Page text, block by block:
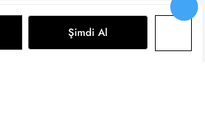
Şimdi Al
’a Kolay Başvuru